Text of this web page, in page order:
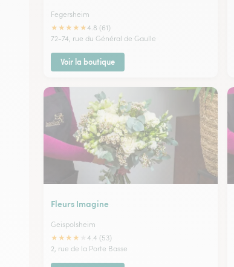
Fegersheim
★★★★★4.8 (61)
72-74, rue du Général de Gaulle
Voir la boutique
Fleurs Imagine
Geispolsheim
★★★★
4.4 (53)
2, rue de la Porte Basse